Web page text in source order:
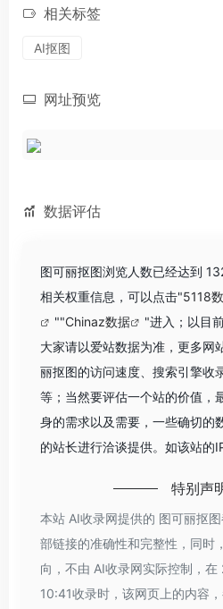
相关标签
AI抠图
网址预览
数据评估
图可丽抠图浏览人数已经达到
相关权重信息，可以点击"5118
""Chinaz数据
"进入；以目
大家请以爱站数据为准，更多网
丽抠图的访问速度、搜索引擎收
等；当然要评估一个站的价值，
身的需求以及需要，一些确切的
的站长进行洽谈提供。如该站的
特别声
本站 AI收录网提供的 图可丽抠
部链接的准确性和完整性，同时
向，不由 AI收录网实际控制，
10:41收录时，该网页上的内容